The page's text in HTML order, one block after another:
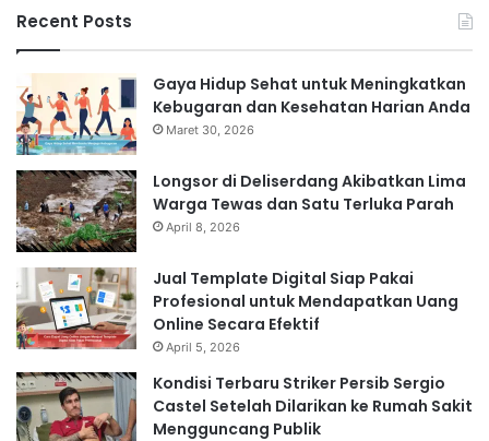
Recent Posts
Gaya Hidup Sehat untuk Meningkatkan
Kebugaran dan Kesehatan Harian Anda
Maret 30, 2026
Longsor di Deliserdang Akibatkan Lima
Warga Tewas dan Satu Terluka Parah
April 8, 2026
Jual Template Digital Siap Pakai
Profesional untuk Mendapatkan Uang
Online Secara Efektif
April 5, 2026
Kondisi Terbaru Striker Persib Sergio
Castel Setelah Dilarikan ke Rumah Sakit
Mengguncang Publik